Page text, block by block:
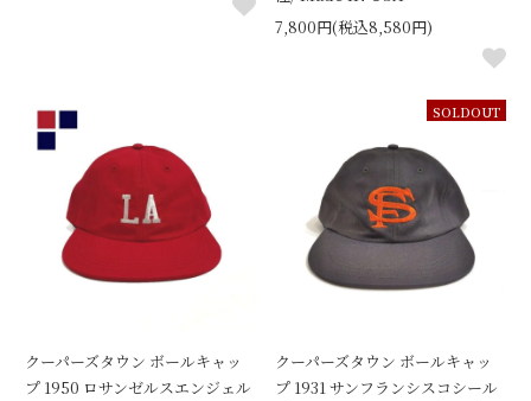
7,800円(税込8,580円)
クーパーズタウン ボールキャッ
プ 1950 ロサンゼルスエンジェル
SOLDOUT
クーパーズタウン ボールキャッ
プ 1931 サンフランシスコシール